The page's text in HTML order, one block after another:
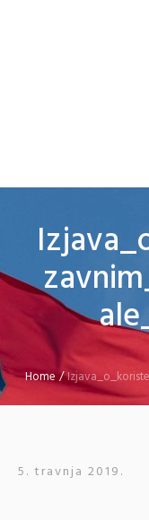
Home /
5. travnja 2019.